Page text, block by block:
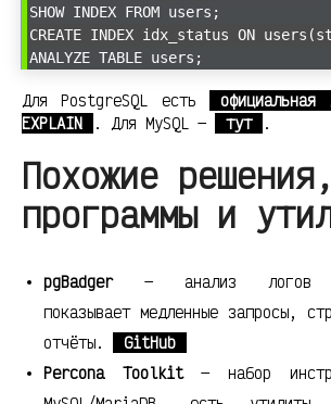
SHOW INDEX FROM users;
CREATE INDEX idx_status ON
ANALYZE TABLE users;
Для PostgreSQL есть
официальная
EXPLAIN
. Для MySQL — тут .
Похожие решения,
программы и
pgBadger— анализ логов
показывает медленные запросы,
отчёты.
GitHub
Percona Toolkit— набор